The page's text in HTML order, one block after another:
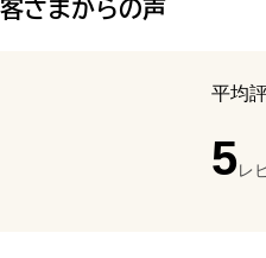
さまからの声
平均
5レ